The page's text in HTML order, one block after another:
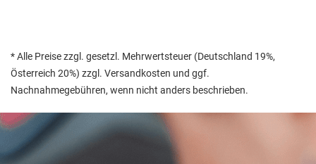
* Alle Preise zzgl. gesetzl. Mehrwertsteuer (Deutschland 19%,
Österreich 20%) zzgl. Versandkosten und ggf.
Nachnahmegebühren, wenn nicht anders beschrieben.